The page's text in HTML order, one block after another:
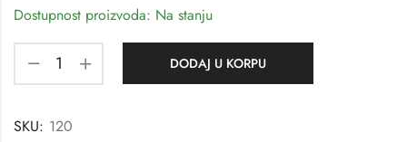
Dostupnost proizvoda: Na stanju
DODAJ U KORPU
SKU: 120